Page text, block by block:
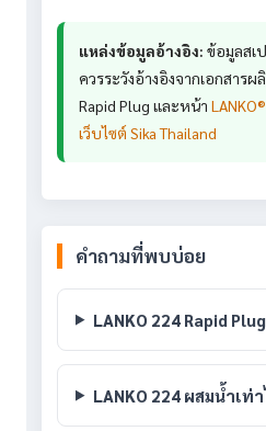
แหล่งข้อมูลอ้างอิง: ข้อมูลสเ
ควรระวังอ้างอิงจากเอกสาร
Rapid Plug และหน้า
เว็บไซต์ Sika Thailand
คำถามที่พบบ่อย
LANKO 224 Rapid
LANKO 224 ผสมน้ำเท่า